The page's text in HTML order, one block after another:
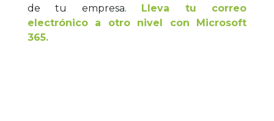
de tu empresa. Lleva tu correo
electrónico a otro nivel con Microsoft
365.